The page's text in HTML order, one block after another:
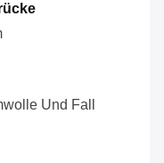
Und Fall